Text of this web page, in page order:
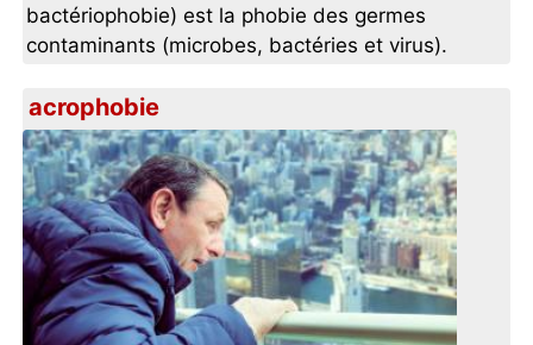
bactériophobie) est la phobie des germes
contaminants (microbes, bactéries et virus).
acrophobie